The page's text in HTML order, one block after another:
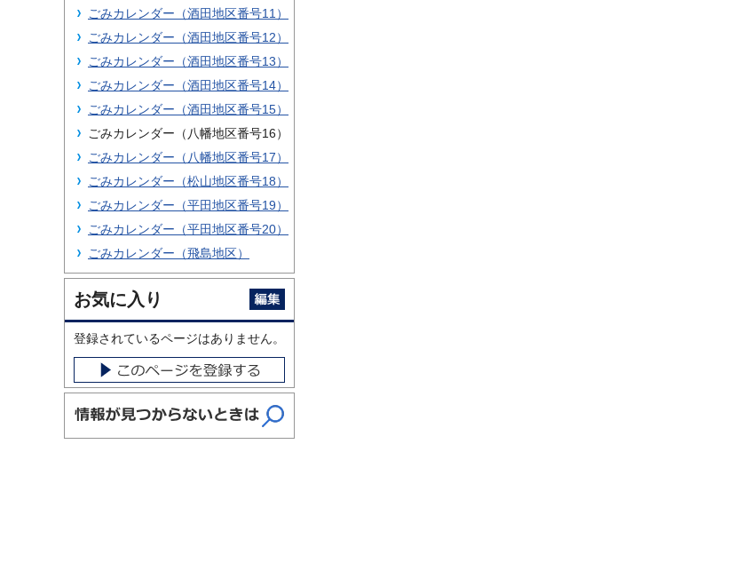
ごみカレンダー（酒田地区番号11）
ごみカレンダー（酒田地区番号12）
ごみカレンダー（酒田地区番号13）
ごみカレンダー（酒田地区番号14）
ごみカレンダー（酒田地区番号15）
ごみカレンダー（八幡地区番号16）
ごみカレンダー（八幡地区番号17）
ごみカレンダー（松山地区番号18）
ごみカレンダー（平田地区番号19）
ごみカレンダー（平田地区番号20）
ごみカレンダー（飛島地区）
お気に入り
登録されているページはありません。